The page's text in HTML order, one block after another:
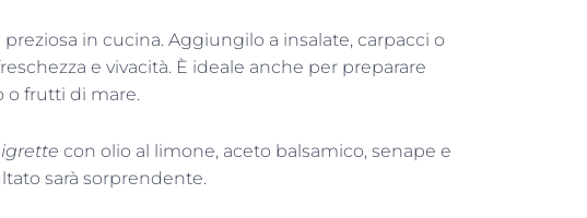
in cucina. Aggiungilo a insalate, carpacci o
e vivacità. È ideale anche per preparare
o frutti di mare.
con olio al limone, aceto balsamico, senape e
sarà sorprendente.